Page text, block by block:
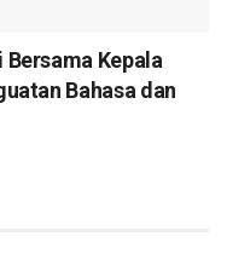
Kepala
Bahasa dan